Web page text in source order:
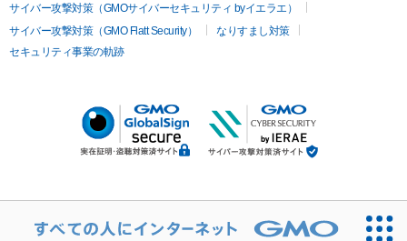
サイバー攻撃対策（GMOサイバーセキュリティ byイエラエ）
サイバー攻撃対策（GMO Flatt Security）
なりすまし対策
セキュリティ事業の軌跡